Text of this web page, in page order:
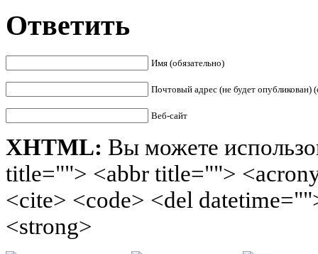
Ответить
Имя (обязательно)
Почтовый адрес (не будет опубликован)
Веб-сайт
XHTML: Вы можете
title=""> <abbr title="">
<cite> <code> <del
<strong>